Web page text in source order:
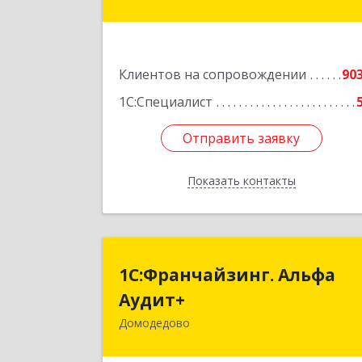
Клиентов на сопровождении
1С:Специалист
Отправить заявку
Показать контакты
Отправить заявку
Назад
1С:Франчайзинг. Альфа
Аудит+
Домодедово
1С:Франчайзинг. Альфа
Аудит+
142001, Московская обл, Домодедово